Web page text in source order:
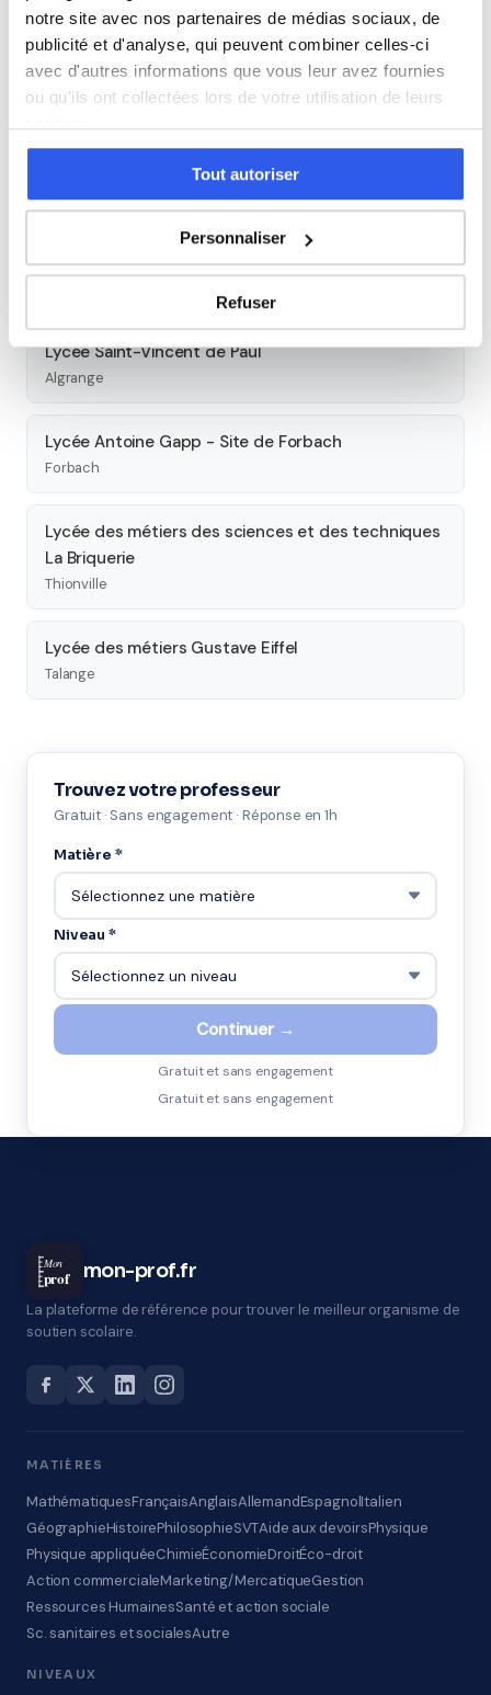
notre site avec nos partenaires de médias sociaux, de
publicité et d'analyse, qui peuvent combiner celles-ci
avec d'autres informations que vous leur avez fournies
ou qu'ils ont collectées lors de votre utilisation de leurs
Tout autoriser
Personnaliser
Refuser
Autres lycées à proximité
restauration Raymond Mondon
Ensemble scolaire Saint-Étienne - Site Anne de
Méjanès (lycée professionnel)
Lycée Saint-Vincent de Paul
Algrange
Lycée Antoine Gapp - Site de Forbach
Forbach
Lycée des métiers des sciences et des techniques
La Briquerie
Thionville
Lycée des métiers Gustave Eiffel
Talange
Trouvez votre professeur
Gratuit · Sans engagement · Réponse en 1h
Matière *
Niveau *
Continuer →
Gratuit et sans engagement
Gratuit et sans engagement
Mon
prof mon-prof.fr
La plateforme de référence pour trouver le meilleur organisme de
soutien scolaire.
MATIÈRES
MathématiquesFrançaisAnglaisAllemandEspagnolItalien
GéographieHistoirePhilosophieSVTAide aux devoirsPhysique
Physique appliquéeChimieÉconomieDroitÉco-droit
Action commercialeMarketing/MercatiqueGestion
Ressources HumainesSanté et action sociale
Sc. sanitaires et socialesAutre
NIVEAUX